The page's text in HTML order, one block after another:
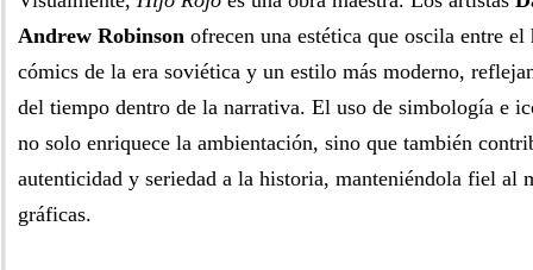
Andrew Robinson ofrecen una estética que oscila entre el
cómics de la era soviética y un estilo más moderno,
del tiempo dentro de la narrativa. El uso de simbología e
no solo enriquece la ambientación, sino que también
autenticidad y seriedad a la historia, manteniéndola fiel al
gráficas.